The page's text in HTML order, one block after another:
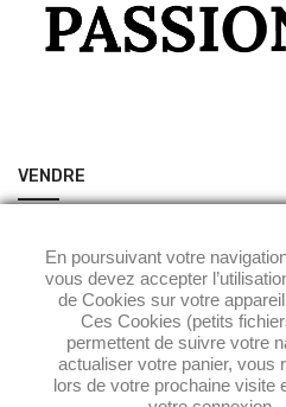
En poursuivant votre
vous devez accepter
de Cookies sur votre
Ces Cookies (petits
permettent de suivre votre
actualiser votre panier, vous
lors de votre prochaine visite
VENDRE
ACHETER